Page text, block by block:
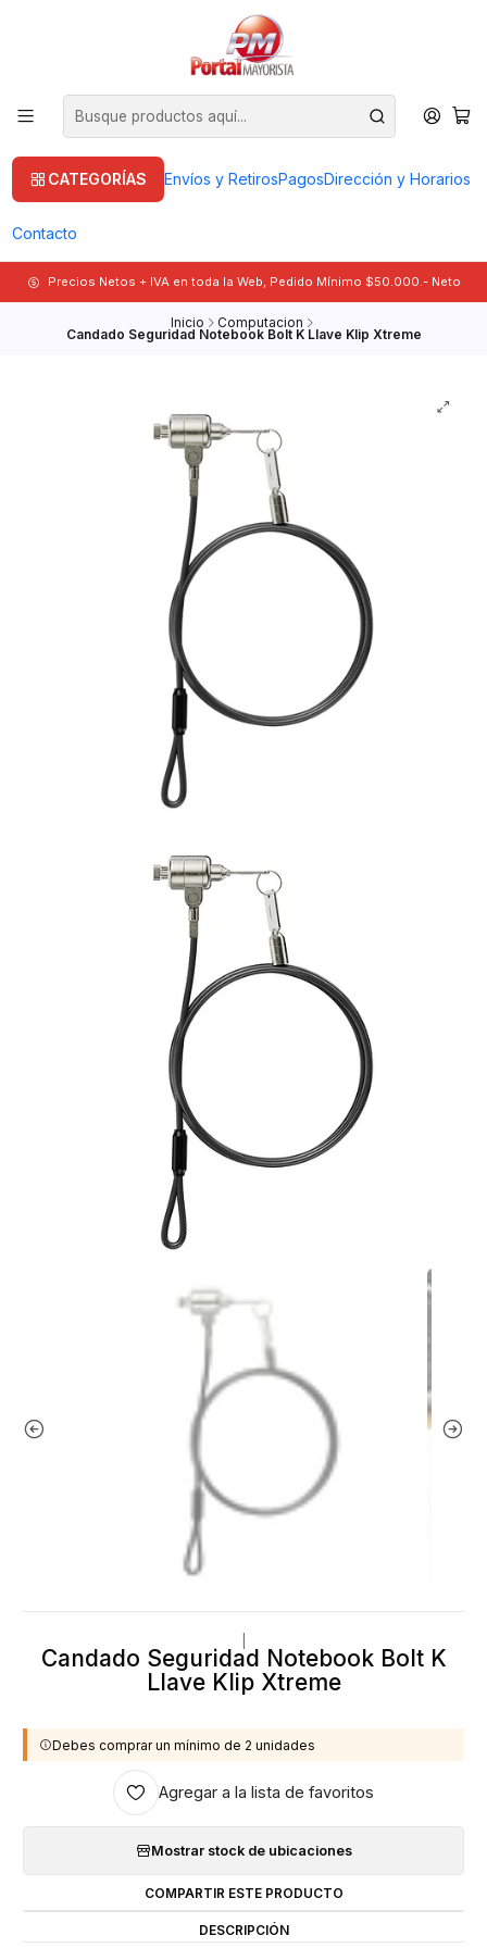
CATEGORÍAS Envíos y RetirosPagosDirección y Horarios
Contacto
Precios Netos + IVA en toda la Web, Pedido Mínimo $50.000.- Neto
Inicio Computacion
Candado Seguridad Notebook Bolt K Llave Klip Xtreme
Candado Seguridad Notebook Bolt K
Llave Klip Xtreme
Debes comprar un mínimo de 2 unidades
Agregar a la lista de favoritos
Mostrar stock de ubicaciones
COMPARTIR ESTE PRODUCTO
DESCRIPCIÓN